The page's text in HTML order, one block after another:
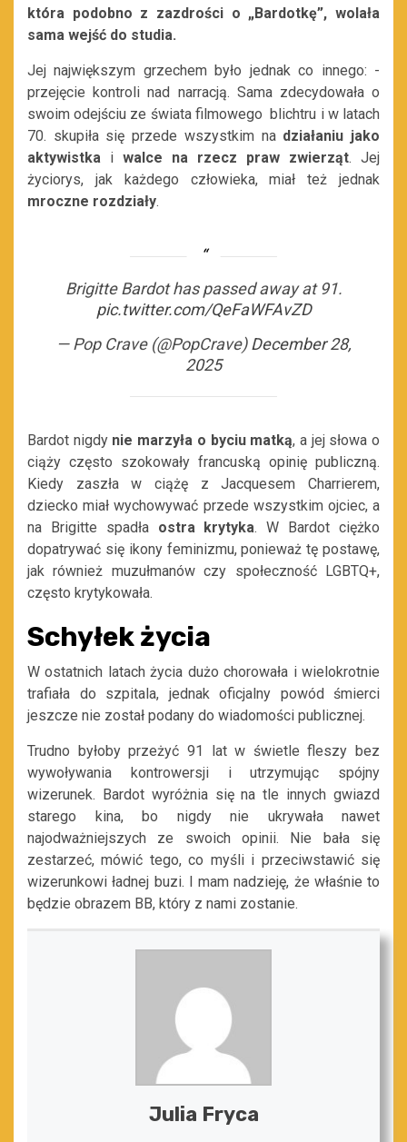
która podobno z zazdrości o „Bardotkę”, wolała
sama wejść do studia.
Jej największym grzechem było jednak co innego: ­
przejęcie kontroli nad narracją. Sama zdecydowała o
swoim odejściu ze świata filmowego blichtru i w latach
70. skupiła się przede wszystkim na działaniu jako
aktywistka i walce na rzecz praw zwierząt. Jej
życiorys, jak każdego człowieka, miał też jednak
mroczne rozdziały.
Brigitte Bardot has passed away at 91.
pic.twitter.com/QeFaWFAvZD
— Pop Crave (@PopCrave)December 28,
2025
Bardot nigdy nie marzyła o byciu matką, a jej słowa o
ciąży często szokowały francuską opinię publiczną.
Kiedy zaszła w ciążę z Jacquesem Charrierem,
dziecko miał wychowywać przede wszystkim ojciec, a
na Brigitte spadła ostra krytyka. W Bardot ciężko
dopatrywać się ikony feminizmu, ponieważ tę postawę,
jak również muzułmanów czy społeczność LGBTQ+,
często krytykowała.
Schyłek życia
W ostatnich latach życia dużo chorowała i wielokrotnie
trafiała do szpitala, jednak oficjalny powód śmierci
jeszcze nie został podany do wiadomości publicznej.
Trudno byłoby przeżyć 91 lat w świetle fleszy bez
wywoływania kontrowersji i utrzymując spójny
wizerunek. Bardot wyróżnia się na tle innych gwiazd
starego kina, bo nigdy nie ukrywała nawet
najodważniejszych ze swoich opinii. Nie bała się
zestarzeć, mówić tego, co myśli i przeciwstawić się
wizerunkowi ładnej buzi. I mam nadzieję, że właśnie to
będzie obrazem BB, który z nami zostanie.
Julia Fryca